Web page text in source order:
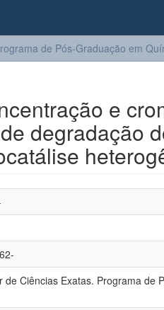
de Pós-Graduação em
e
degradação
Ciências Exatas. Programa de